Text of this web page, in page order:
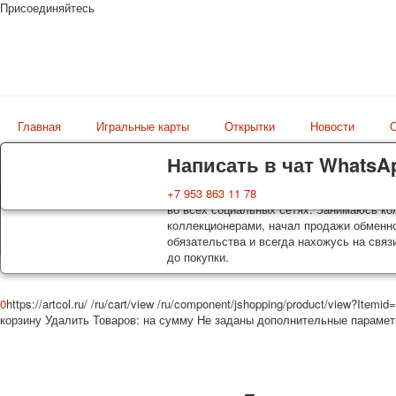
Доставка
Колоды, почтовые открытки тщательно
оплаты. Исключение: репринт под заказ,
осуществляется почтой России с треком
момент покупки. По желанию
Гарантия
Вы покупаете колоды игральных карт,
во всех социальных сетях. Занимаюсь
коллекционерами, начал продажи
обязательства и всегда нахожусь на
до покупки.
Написать в чат
+7 953 863 11 78
Присоединяйтесь
Главная Игральные карты Открытки Новости
Магазин
0https://artcol.ru/ /ru/cart/view /ru/component/jshopping/product/
корзину Удалить Товаров: на сумму Не заданы дополнительные